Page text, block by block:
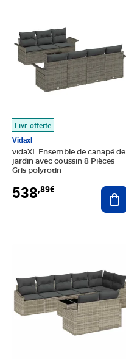
Livr. offerte
Vidaxl
vidaXL Ensemble de canapé de
jardin avec coussin 8 Pièces
Gris polyrotin
538,89€